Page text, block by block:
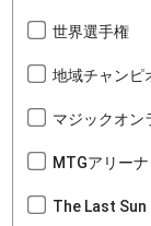
世界選手権
地域チャンピ
マジックオン
MTGアリーナ
The Last Sun